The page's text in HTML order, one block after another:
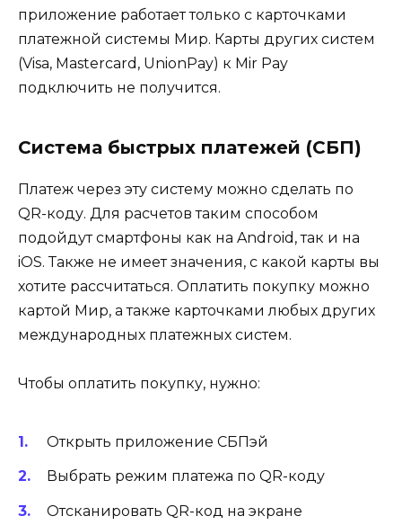
приложение работает только с карточками
платежной системы Мир. Карты других систем
(Visa, Mastercard, UnionPay) к Mir Pay
подключить не получится.
Система быстрых платежей (СБП)
Платеж через эту систему можно сделать по
QR-коду. Для расчетов таким способом
подойдут смартфоны как на Android, так и на
iOS. Также не имеет значения, с какой карты вы
хотите рассчитаться. Оплатить покупку можно
картой Мир, а также карточками любых других
международных платежных систем.
Чтобы оплатить покупку, нужно:
Открыть приложение СБПэй
Выбрать режим платежа по QR-коду
Отсканировать QR-код на экране